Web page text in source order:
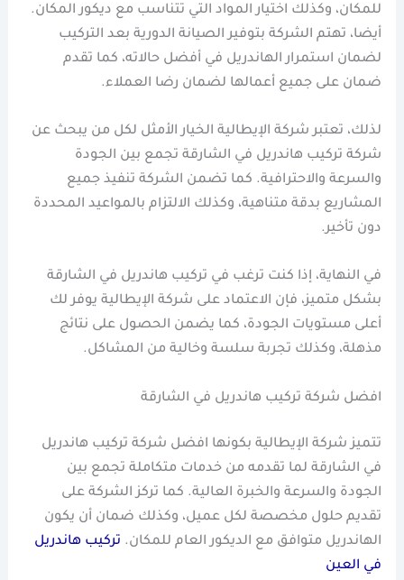
للمكان، وكذلك اختيار المواد التي تتناسب مع ديكور المكان.
أيضا، تهتم الشركة بتوفير الصيانة الدورية بعد التركيب
لضمان استمرار الهاندريل في أفضل حالاته، كما تقدم
ضمان على جميع أعمالها لضمان رضا العملاء.
لذلك، تعتبر شركة الإيطالية الخيار الأمثل لكل من يبحث عن
شركة تركيب هاندريل في الشارقة تجمع بين الجودة
والسرعة والاحترافية. كما تضمن الشركة تنفيذ جميع
المشاريع بدقة متناهية، وكذلك الالتزام بالمواعيد المحددة
دون تأخير.
في النهاية، إذا كنت ترغب في تركيب هاندريل في الشارقة
بشكل متميز، فإن الاعتماد على شركة الإيطالية يوفر لك
أعلى مستويات الجودة، كما يضمن الحصول على نتائج
مذهلة، وكذلك تجربة سلسة وخالية من المشاكل.
افضل شركة تركيب هاندريل في الشارقة
تتميز شركة الإيطالية بكونها افضل شركة تركيب هاندريل
في الشارقة لما تقدمه من خدمات متكاملة تجمع بين
الجودة والسرعة والخبرة العالية. كما تركز الشركة على
تقديم حلول مخصصة لكل عميل، وكذلك ضمان أن يكون
الهاندريل متوافق مع الديكور العام للمكان. تركيب هاندريل
في العين